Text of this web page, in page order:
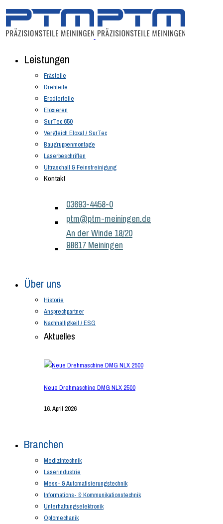
Leistungen
Frästeile
Drehteile
Erodierteile
Eloxieren
SurTec 650
Vergleich Eloxal / SurTec
Baugruppenmontage
Laserbeschriften
Ultraschall & Feinstreinigung
Kontakt
03693-4458-0
ptm@ptm-meiningen.de
An der Winde 18/20
98617 Meiningen
Über uns
Historie
Ansprechpartner
Nachhaltigkeit / ESG
Aktuelles
Neue Drehmaschine DMG NLX 2500
16. April 2026
Branchen
Medizintechnik
Laserindustrie
Mess- & Automatisierungstechnik
Informations- & Kommunikationstechnik
Unterhaltungselektronik
Optomechanik